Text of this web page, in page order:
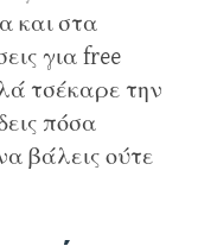
και στα
για free
τσέκαρε την
πόσα
βάλεις ούτε